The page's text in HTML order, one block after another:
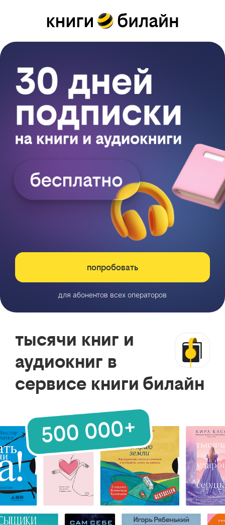
попробовать
для абонентов всех операторов
тысячи книг и
аудиокниг в
сервисе книги билайн